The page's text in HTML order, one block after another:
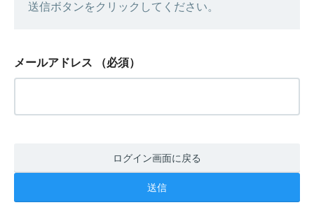
送信ボタンをクリックしてください。
メールアドレス （必須）
ログイン画面に戻る